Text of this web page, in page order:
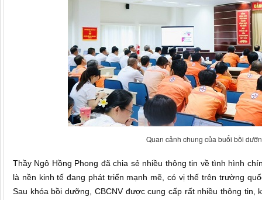
Quan cảnh chung của buổi bồi
Thầy Ngô Hồng Phong đã chia sẻ nhiều thông tin về tình hình
là nền kinh tế đang phát triển mạnh mẽ, có vị thế trên trường
Sau khóa bồi dưỡng, CBCNV được cung cấp rất nhiều thông